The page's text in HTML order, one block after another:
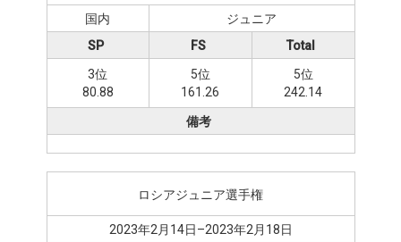
国内
ジュニア
SP
3位
80.88
FS
5位
161.26
Total
5位
242.14
備考
ロシアジュニア選手権
2023年2月14日–2023年2月18日